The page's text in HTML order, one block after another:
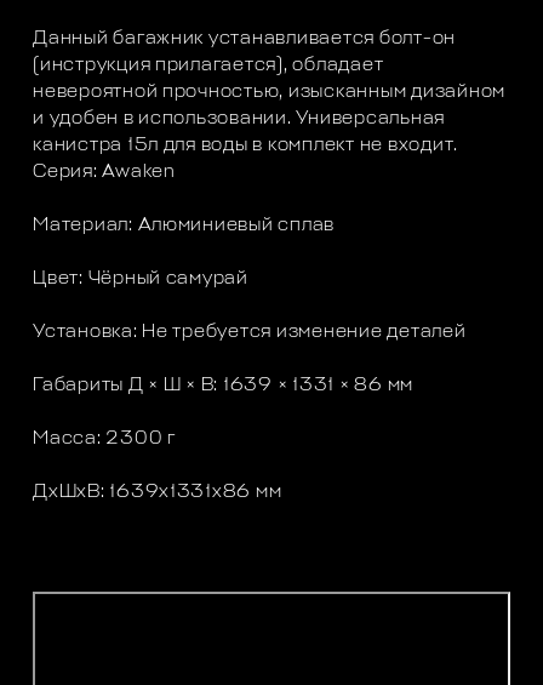
Данный багажник устанавливается болт-он
(инструкция прилагается), обладает
невероятной прочностью, изысканным дизайном
и удобен в использовании. Универсальная
канистра 15л для воды в комплект не входит.
Серия: Awaken
Материал: Алюминиевый сплав
Цвет: Чёрный самурай
Установка: Не требуется изменение деталей
Габариты Д × Ш × В: 1639 × 1331 × 86 мм
Масса: 2300 г
ДxШxВ: 1639x1331x86 мм